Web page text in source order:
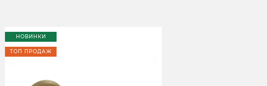
НОВИНКИ
ТОП ПРОДАЖ